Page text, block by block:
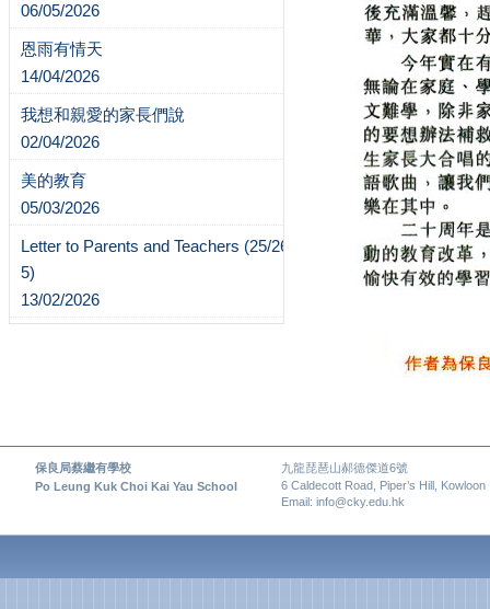
06/05/2026
恩雨有情天
14/04/2026
我想和親愛的家長們說
02/04/2026
美的教育
05/03/2026
Letter to Parents and Teachers (25/26-
5)
13/02/2026
保良局蔡繼有學校
九龍琵琶山郝德傑道6號
Po Leung Kuk Choi Kai Yau School
6 Caldecott Road, Piper’s Hill, Kowloon
Email: info@cky.edu.hk